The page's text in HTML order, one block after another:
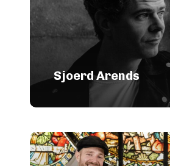
Sjoerd Arends